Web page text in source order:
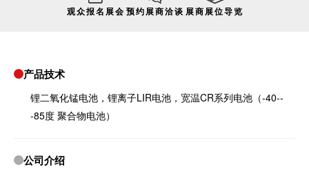
观众报名展会 预约展商洽谈 展商展位导览
产品技术
锂二氧化锰电池，锂离子LIR电池，宽温CR系列电池（-40--
-85度 聚合物电池）
公司介绍